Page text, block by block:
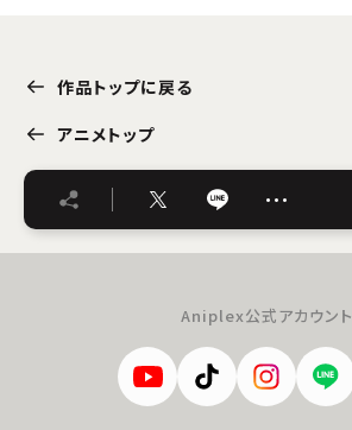
作品トップに戻る
アニメトップ
…
Aniplex公式アカウント